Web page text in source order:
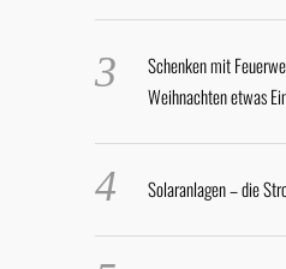
Schenken mit
Weihnachten etwas
Solaranlagen – die